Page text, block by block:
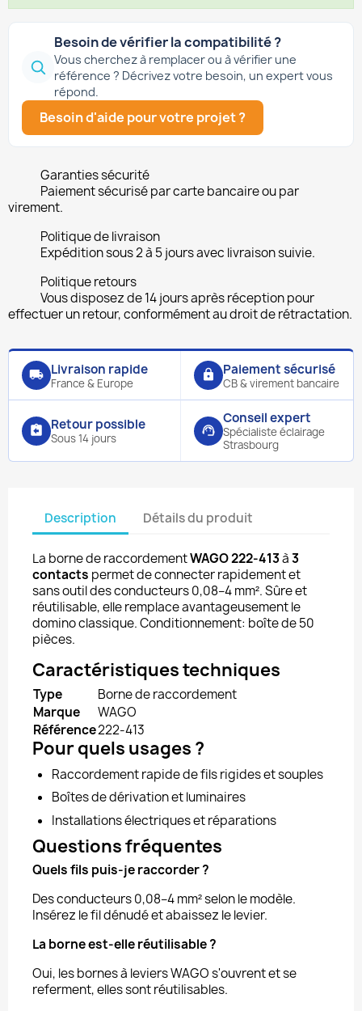
Besoin de vérifier la compatibilité ?
Vous cherchez à remplacer ou à vérifier une
référence ? Décrivez votre besoin, un expert vous
répond.
Besoin d'aide pour votre projet ?
Garanties sécurité
Paiement sécurisé par carte bancaire ou par
virement.
Politique de livraison
Expédition sous 2 à 5 jours avec livraison suivie.
Politique retours
Vous disposez de 14 jours après réception pour
effectuer un retour, conformément au droit de rétractation.
local_shipping Livraison rapide
France & Europe
lock Paiement sécurisé
CB & virement bancaire
assignment_return Retour possible
Sous 14 jours
support_agent
Conseil expert
Spécialiste éclairage
Strasbourg
Description Détails du produit
La borne de raccordementWAGO 222-413à3
contacts permet de connecter rapidement et
sans outil des conducteurs 0,08–4 mm². Sûre et
réutilisable, elle remplace avantageusement le
domino classique. Conditionnement: boîte de 50
pièces.
Caractéristiques techniques
Type
Borne de raccordement
Marque
WAGO
Référence222-413
Pour quels usages ?
Raccordement rapide de fils rigides et souples
Boîtes de dérivation et luminaires
Installations électriques et réparations
Questions fréquentes
Quels fils puis-je raccorder ?
Des conducteurs 0,08–4 mm² selon le modèle.
Insérez le fil dénudé et abaissez le levier.
La borne est-elle réutilisable ?
Oui, les bornes à leviers WAGO s'ouvrent et se
referment, elles sont réutilisables.